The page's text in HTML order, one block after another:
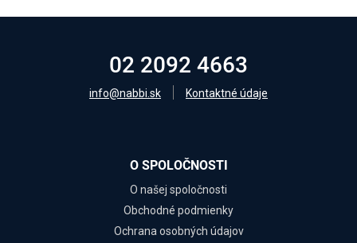
02 2092 4663
info@nabbi.sk Kontaktné údaje
O SPOLOČNOSTI
O našej spoločnosti
Obchodné podmienky
Ochrana osobných údajov